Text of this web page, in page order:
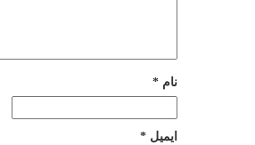
نام *
ایمیل *